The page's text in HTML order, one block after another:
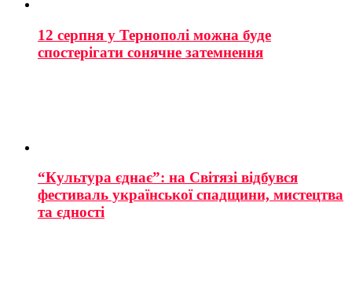
12 серпня у Тернополі можна буде
спостерігати сонячне затемнення
“Культура єднає”: на Світязі відбувся
фестиваль української спадщини, мистецтва
та єдності